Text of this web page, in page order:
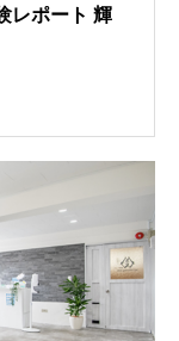
レポート 輝